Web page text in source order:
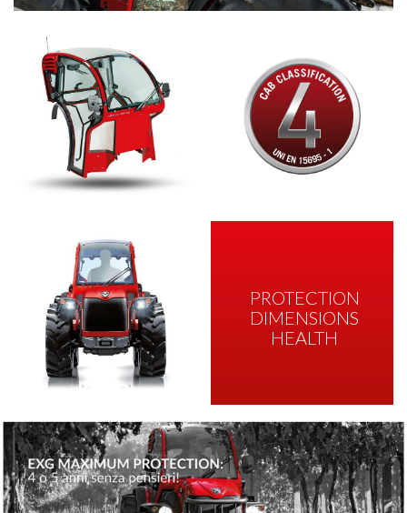
PROTECTION
DIMENSIONS
HEALTH